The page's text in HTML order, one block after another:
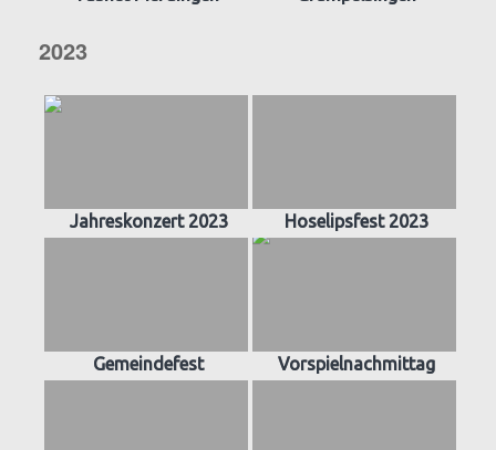
2023
Jahreskonzert 2023 Hoselipsfest 2023
Gemeindefest Vorspielnachmittag